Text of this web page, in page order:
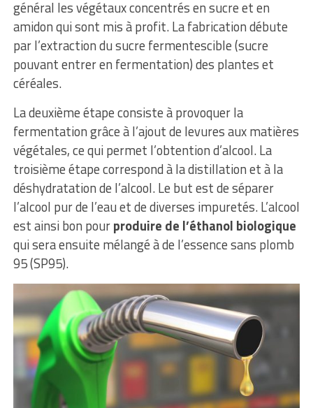
général les végétaux concentrés en sucre et en
amidon qui sont mis à profit. La fabrication débute
par l’extraction du sucre fermentescible (sucre
pouvant entrer en fermentation) des plantes et
céréales.
La deuxième étape consiste à provoquer la
fermentation grâce à l’ajout de levures aux matières
végétales, ce qui permet l’obtention d’alcool. La
troisième étape correspond à la distillation et à la
déshydratation de l’alcool. Le but est de séparer
l’alcool pur de l’eau et de diverses impuretés. L’alcool
est ainsi bon pourproduire de l’éthanol biologique
qui sera ensuite mélangé à de l’essence sans plomb
95 (SP95).